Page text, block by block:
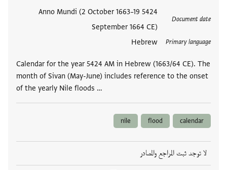
Document date
5424 Anno Mundi (2 October 1663–19
September 1664 CE)
Primary language
Hebrew
Calendar for the year 5424 AM in Hebrew (1663/64 CE). The
month of Sivan (May-June) includes reference to the onset
of the yearly Nile floods …
calendar
flood
nile
لا توجد ثبت المراجع والمصادر